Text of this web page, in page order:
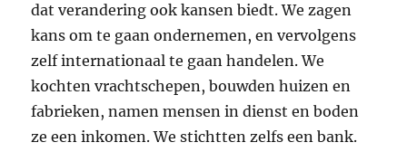
dat verandering ook kansen biedt. We zagen
kans om te gaan ondernemen, en vervolgens
zelf internationaal te gaan handelen. We
kochten vrachtschepen, bouwden huizen en
fabrieken, namen mensen in dienst en boden
ze een inkomen. We stichtten zelfs een bank.